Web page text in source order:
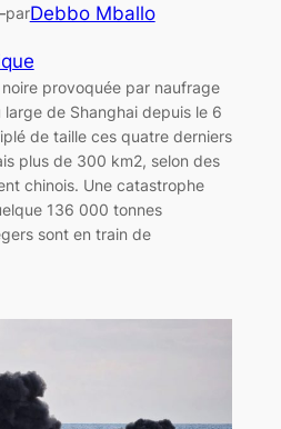
parDebbo Mballo
provoquée par naufrage
large de Shanghai depuis le 6
de taille ces quatre derniers
plus de 300 km2, selon des
chinois. Une catastrophe
136 000 tonnes
sont en train de